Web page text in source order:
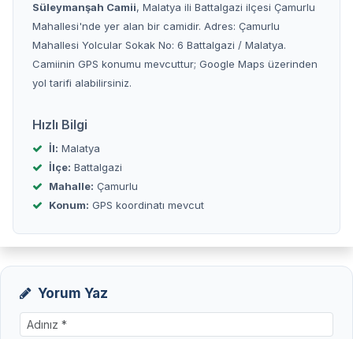
Süleymanşah Camii, Malatya ili Battalgazi ilçesi Çamurlu
Mahallesi'nde yer alan bir camidir. Adres: Çamurlu
Mahallesi Yolcular Sokak No: 6 Battalgazi / Malatya.
Camiinin GPS konumu mevcuttur; Google Maps üzerinden
yol tarifi alabilirsiniz.
Hızlı Bilgi
İl: Malatya
İlçe: Battalgazi
Mahalle: Çamurlu
Konum: GPS koordinatı mevcut
Yorum Yaz